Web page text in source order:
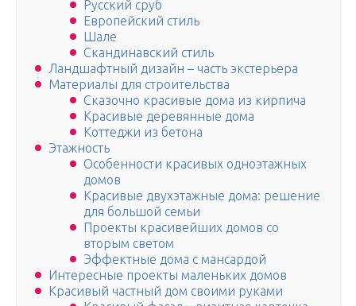
Русский сруб
Европейский стиль
Шале
Скандинавский стиль
Ландшафтный дизайн – часть экстерьера
Материалы для строительства
Сказочно красивые дома из кирпича
Красивые деревянные дома
Коттеджи из бетона
Этажность
Особенности красивых одноэтажных
домов
Красивые двухэтажные дома: решение
для большой семьи
Проекты красивейших домов со
вторым светом
Эффектные дома с мансардой
Интересные проекты маленьких домов
Красивый частный дом своими руками